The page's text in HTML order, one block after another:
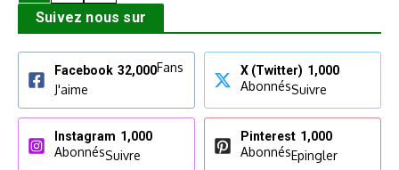
Suivez nous sur
Facebook 32,000Fans
J'aime
X (Twitter) 1,000
AbonnésSuivre
Instagram 1,000
AbonnésSuivre
Pinterest 1,000
AbonnésEpingler